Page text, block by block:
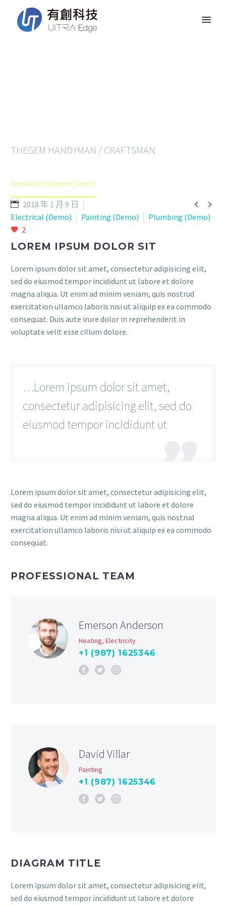
THEGEM HANDYMAN / CRAFTSMAN
Wooden Godown (Demo)
 
2018 年 1 月 9 日
Electrical (Demo)
Painting (Demo)
Plumbing (Demo)
2
LOREM IPSUM DOLOR SIT
Lorem ipsum dolor sit amet, consectetur adipisicing elit,
sed do eiusmod tempor incididunt ut labore et dolore
magna aliqua. Ut enim ad minim veniam, quis nostrud
exercitation ullamco laboris nisi ut aliquip ex ea commodo
consequat. Duis aute irure dolor in reprehenderit in
voluptate velit esse cillum dolore.
…Lorem ipsum dolor sit amet,
consectetur adipisicing elit, sed do
eiusmod tempor incididunt ut
Lorem ipsum dolor sit amet, consectetur adipisicing elit,
sed do eiusmod tempor incididunt ut labore et dolore
magna aliqua. Ut enim ad minim veniam, quis nostrud
exercitation ullamco laboris nisi ut aliquip ex ea commodo
consequat.
PROFESSIONAL TEAM
Emerson Anderson
Heating, Electricity
+1 (987) 1625346
David Villar
Painting
+1 (987) 1625346
DIAGRAM TITLE
Lorem ipsum dolor sit amet, consectetur adipisicing elit,
sed do eiusmod tempor incididunt ut labore et dolore